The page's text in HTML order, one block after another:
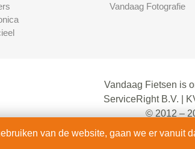
Vandaag Fotografie
Vandaag Fietsen is
ServiceRight B.V. |
© 2012 –
alle rechten
van de website, gaan we er vanuit